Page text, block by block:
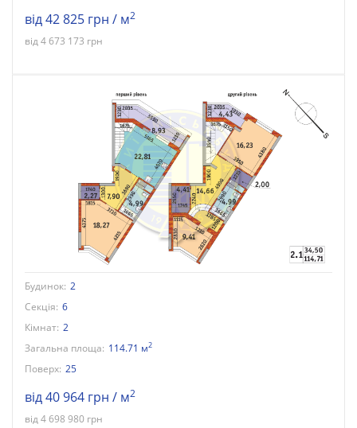
від 42 825 грн / м2
від 4 673 173 грн
Будинок: 2
Секція: 6
Кімнат: 2
Загальна площа: 114.71 м2
Поверх: 25
від 40 964 грн / м2
від 4 698 980 грн